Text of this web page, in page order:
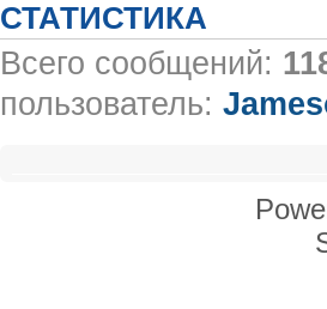
СТАТИСТИКА
Всего сообщений:
пользователь: